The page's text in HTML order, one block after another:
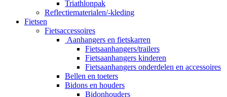
Triathlonpak
Reflectiematerialen/-kleding
Fietsen
Fietsaccessoires
Aanhangers en fietskarren
Fietsaanhangers/trailers
Fietsaanhangers kinderen
Fietsaanhangers onderdelen en accessoires
Bellen en toeters
Bidons en houders
Bidonhouders